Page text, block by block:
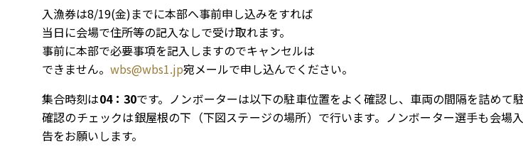
入漁券は8/19(金)までに本部へ事前申し込みをすれば
当日に会場で住所等の記入なしで受け取れます。
事前に本部で必要事項を記入しますのでキャンセルは
できません。 wbs@wbs1.jp宛メールで申し込んでください。
集合時刻は04：30です。ノンボーターは以下の駐車位置をよく確認し、車両の間隔を詰めて
確認のチェックは銀屋根の下（下図ステージの場所）で行います。ノンボーター選手も会場
告をお願いします。